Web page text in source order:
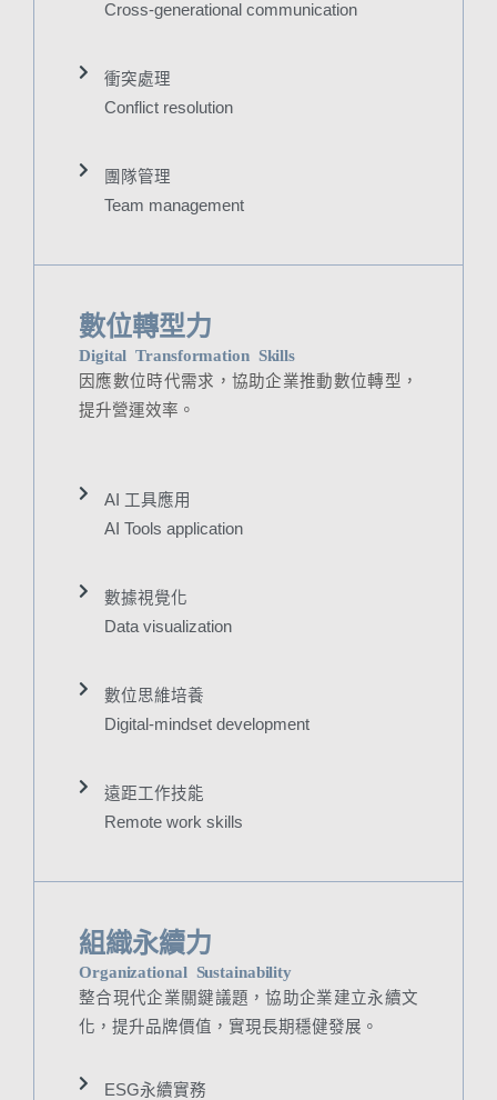
Cross-generational communication
衝突處理
Conflict resolution
團隊管理
Team management
數位轉型力
Digital Transformation Skills
因應數位時代需求，協助企業推動數位轉型，
提升營運效率。
AI 工具應用
AI Tools application
數據視覺化
Data visualization
數位思維培養
Digital-mindset development
遠距工作技能
Remote work skills
組織永續力
Organizational Sustainability
整合現代企業關鍵議題，協助企業建立永續文
化，提升品牌價值，實現長期穩健發展。
ESG永續實務